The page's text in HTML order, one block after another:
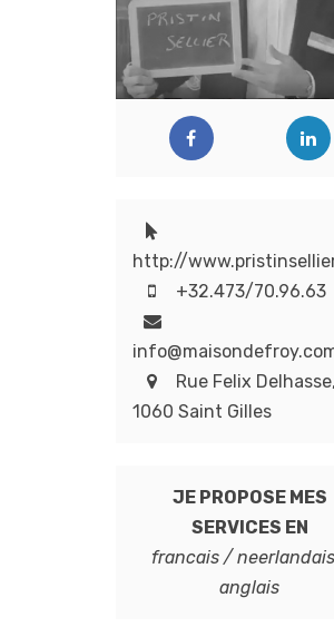
http://
+32.473/70.96.63
Rue Felix
1060 Saint Gilles
JE PROPOSE MES
SERVICES EN
francais /
anglais